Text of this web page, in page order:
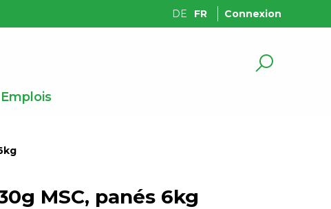
DE FR Connexion
Emplois
MSC, panés 6kg